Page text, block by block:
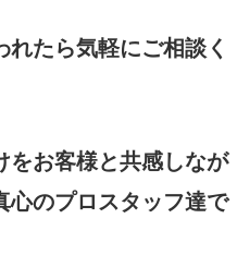
たら気軽にご相談く
をお客様と共感しなが
心のプロスタッフ達で